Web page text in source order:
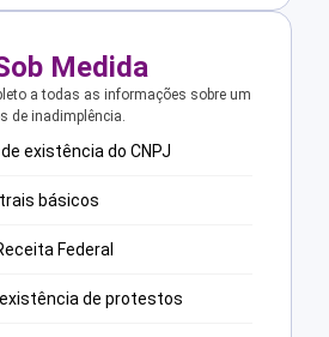
Medida
a todas as informações sobre um
de inadimplência.
existência do CNPJ
básicos
Federal
de protestos